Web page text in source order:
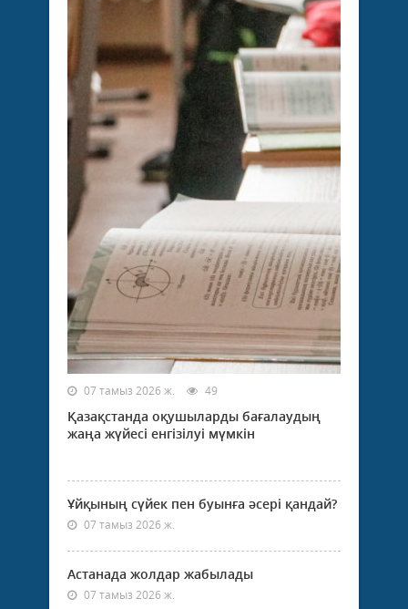
07 тамыз 2026 ж. 49
Қазақстанда оқушыларды бағалаудың
жаңа жүйесі енгізілуі мүмкін
Ұйқының сүйек пен буынға әсері қандай?
07 тамыз 2026 ж.
Астанада жолдар жабылады
07 тамыз 2026 ж.